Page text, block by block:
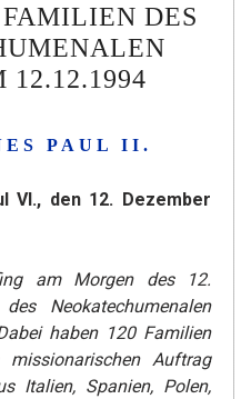
DES
12.12.1994
PAUL II.
VI., den 12. Dezember
am Morgen des 12.
Neokatechumenalen
haben 120 Familien
Auftrag
Italien, Spanien, Polen,